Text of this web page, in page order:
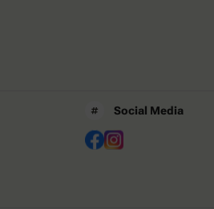
Social Media